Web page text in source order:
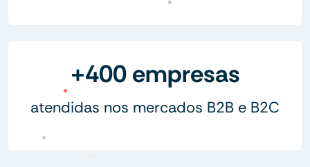
+400 empresas
atendidas nos mercados B2B e B2C